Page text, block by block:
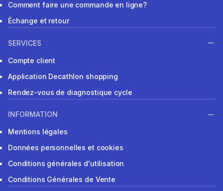
Comment faire une commande en ligne?
Échange et retour
SERVICES
Compte client
Application Decathlon shopping
Rendez-vous de diagnostique cycle
INFORMATION
Mentions légales
Données personnelles et cookies
Conditions générales d'utilisation
Conditions Générales de Vente